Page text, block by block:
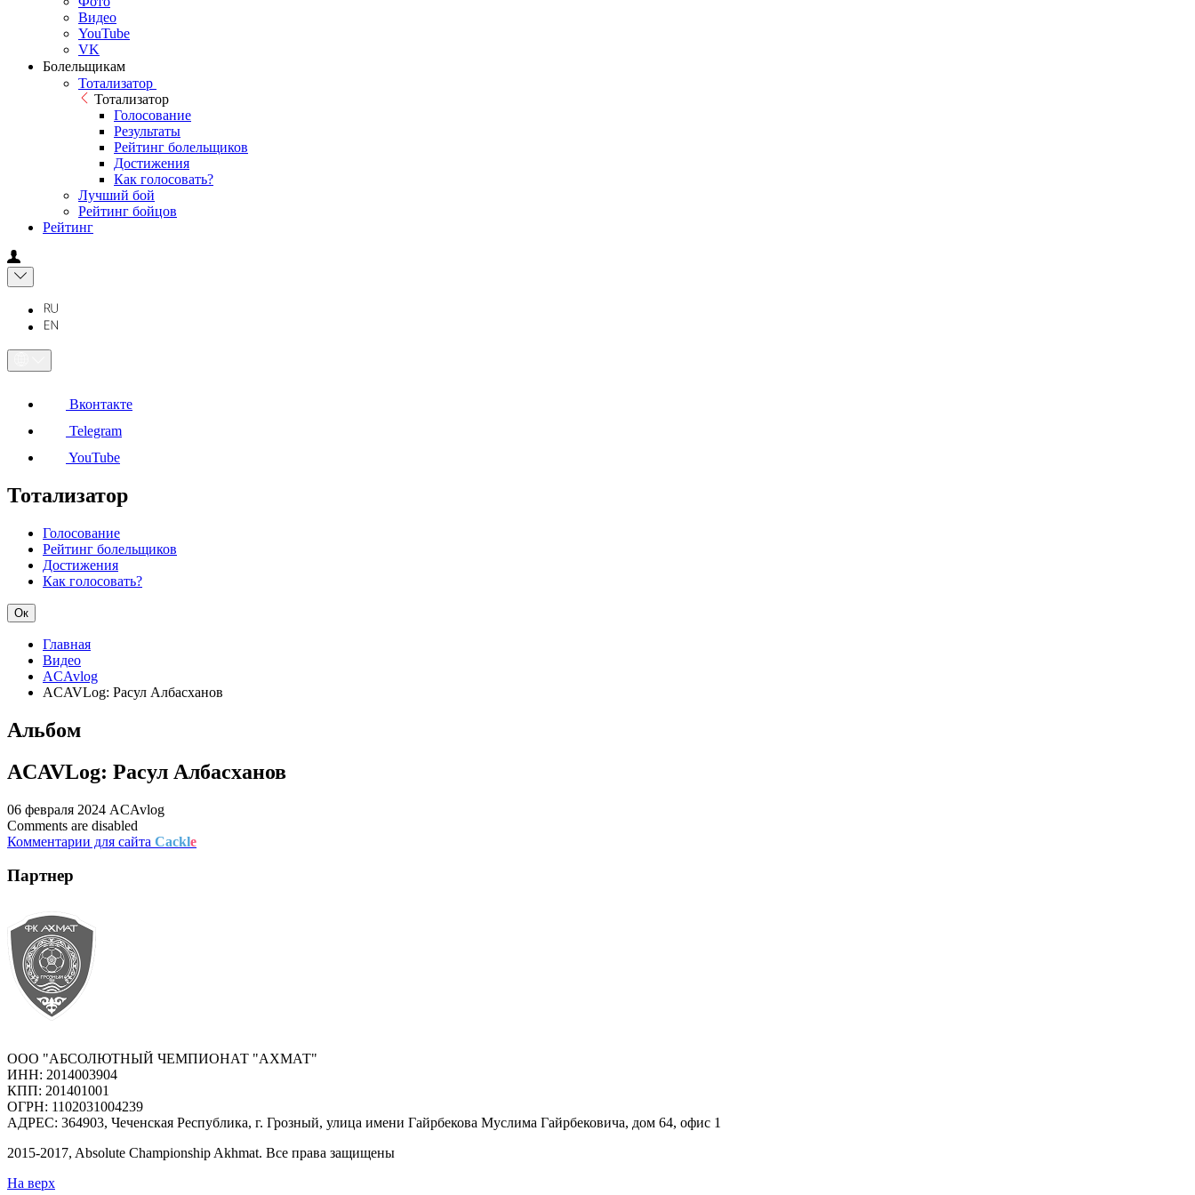
Видео
YouTube
VK
Болельщикам
Тотализатор
Тотализатор
Голосование
Результаты
Рейтинг болельщиков
Достижения
Как голосовать?
Лучший бой
Рейтинг бойцов
Рейтинг
Вконтакте
Telegram
YouTube
Тотализатор
Голосование
Рейтинг болельщиков
Достижения
Как голосовать?
Ок
Главная
Видео
ACAvlog
ACAVLog: Расул Албасханов
Альбом
ACAVLog: Расул Албасханов
06 февраля 2024 ACAvlog
Comments are disabled
Комментарии для сайта Cackle
Партнер
ООО "АБСОЛЮТНЫЙ ЧЕМПИОНАТ "АХМАТ"
ИНН: 2014003904
КПП: 201401001
ОГРН: 1102031004239
АДРЕС: 364903, Чеченская Республика, г. Грозный, улица имени Гайрбекова Муслима Гайрбековича, дом 64, офис 1
2015-2017, Absolute Championship Akhmat. Все права защищены
На верх